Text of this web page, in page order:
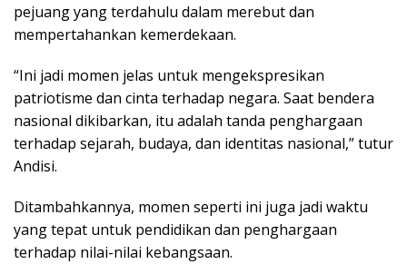
pejuang yang terdahulu dalam merebut dan
mempertahankan kemerdekaan.
“Ini jadi momen jelas untuk mengekspresikan
patriotisme dan cinta terhadap negara. Saat bendera
nasional dikibarkan, itu adalah tanda penghargaan
terhadap sejarah, budaya, dan identitas nasional,” tutur
Andisi.
Ditambahkannya, momen seperti ini juga jadi waktu
yang tepat untuk pendidikan dan penghargaan
terhadap nilai-nilai kebangsaan.